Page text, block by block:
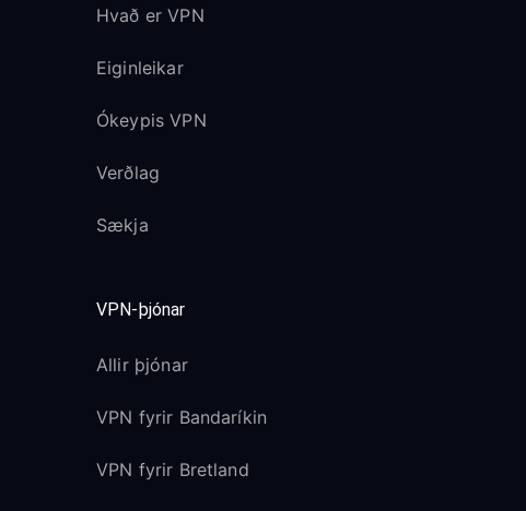
Hvað er VPN
Eiginleikar
Ókeypis VPN
Verðlag
Sækja
VPN-þjónar
Allir þjónar
VPN fyrir Bandaríkin
VPN fyrir Bretland